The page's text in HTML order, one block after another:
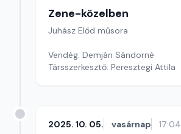
Zene-közelben
Juhász Előd műsora
Vendég: Demján Sándorné
Társszerkesztő: Peresztegi Attila
2025. 10. 05. vasárnap 17:04